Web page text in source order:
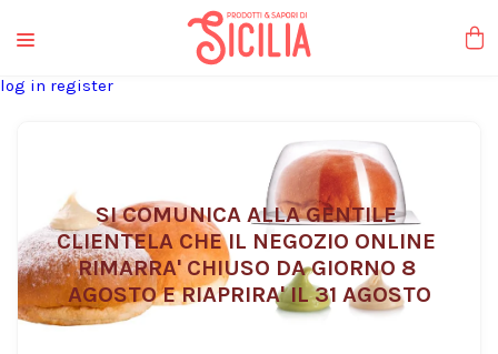
liquori tipici
log in register
SI COMUNICA ALLA GENTILE
CLIENTELA CHE IL NEGOZIO ONLINE
RIMARRA' CHIUSO DA GIORNO 8
AGOSTO E RIAPRIRA' IL 31 AGOSTO